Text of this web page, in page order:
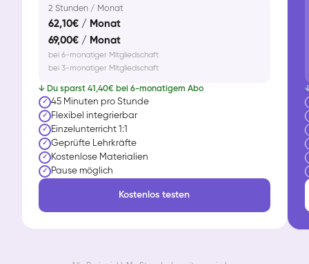
2 Stunden / Monat
62,10€ / Monat
69,00€ / Monat
bei 6-monatiger Mitgliedschaft
bei 3-monatiger Mitgliedschaft
↓ Du sparst 41,40€ bei 6-monatigem Abo
✓ 45 Minuten pro Stunde
✓ Flexibel integrierbar
✓ Einzelunterricht 1:1
✓ Geprüfte Lehrkräfte
✓ Kostenlose Materialien
✓ Pause möglich
Kostenlos testen